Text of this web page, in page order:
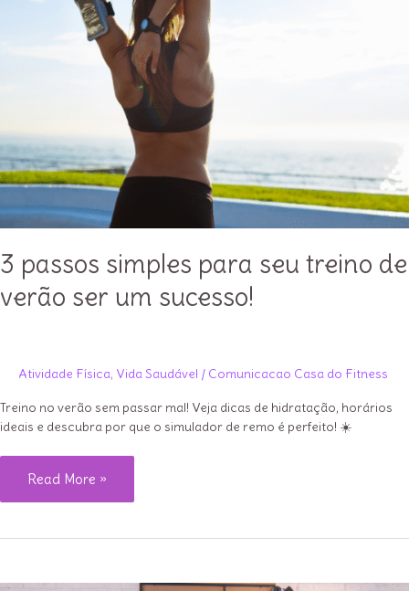
3 passos simples para seu treino de
verão ser um sucesso!
Atividade Física, Vida Saudável / Comunicacao Casa do Fitness
Treino no verão sem passar mal! Veja dicas de hidratação, horários
ideais e descubra por que o simulador de remo é perfeito! ☀️
3
passos
Read More »